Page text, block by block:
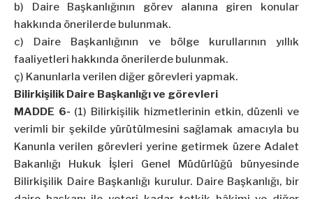
b) Daire Başkanlığının görev alanına giren konular
hakkında önerilerde bulunmak.
c) Daire Başkanlığının ve bölge kurullarının yıllık
faaliyetleri hakkında önerilerde bulunmak.
ç) Kanunlarla verilen diğer görevleri yapmak.
Bilirkişilik Daire Başkanlığı ve görevleri
MADDE 6- (1) Bilirkişilik hizmetlerinin etkin, düzenli ve
verimli bir şekilde yürütülmesini sağlamak amacıyla bu
Kanunla verilen görevleri yerine getirmek üzere Adalet
Bakanlığı Hukuk İşleri Genel Müdürlüğü bünyesinde
Bilirkişilik Daire Başkanlığı kurulur. Daire Başkanlığı, bir